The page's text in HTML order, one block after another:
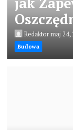
Redaktormaj 24,
Budowa